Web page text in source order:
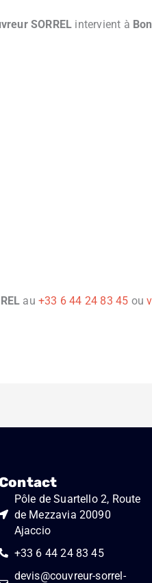
SORREL intervient à
au +33 6 44 24 83 45 ou
Pôle de Suartello 2, Route
de Mezzavia 20090
Ajaccio
+33 6 44 24 83 45
devis@couvreur-sorrel-